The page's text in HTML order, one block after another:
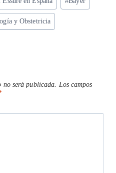
n
y Obstetricia
no será publicada. Los campos